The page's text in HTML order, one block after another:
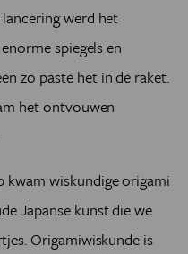
werd het
spiegels en
zo paste het in de raket.
het ontvouwen
kwam wiskundige origami
Japanse kunst die we
Origamiwiskunde is